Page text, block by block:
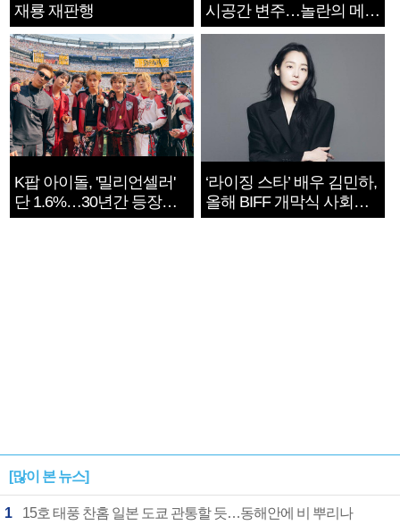
재룡 재판행
시공간 변주…놀란의 메시
지는 ‘전쟁 속죄’
K팝 아이돌, '밀리언셀러'
단 1.6%…30년간 등장
1182개팀 전수조사
‘라이징 스타’ 배우 김민하,
올해 BIFF 개막식 사회자
확정
[많이 본 뉴스]
1 15호 태풍 찬홈 일본 도쿄 관통할 듯…동해안에 비 뿌리나